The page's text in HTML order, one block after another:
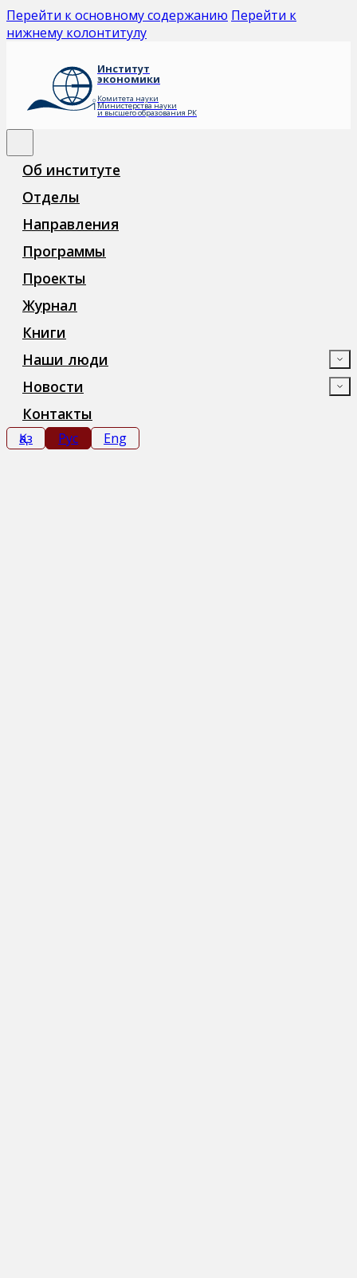
Перейти к основному содержанию Перейти к
нижнему колонтитулу
Институт
экономики
Комитета науки
Министерства науки
и высшего образования РК
Об институте
Отделы
Направления
Программы
Проекты
Журнал
Книги
Наши люди
Новости
Контакты
Қаз Рус Eng